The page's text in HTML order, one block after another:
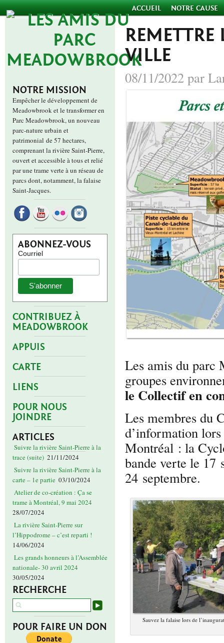
ACCUEIL NOTRE CAUSE
NOTRE MISSION
Empêcher le développement de
Meadowbrook et le transformer en
Parc Meadowbrook, un nouveau
parc-nature urbain et
patrimonial de 57 hectares,
comprenant la rivière Saint-Pierre,
ouvert et accessible à tous et relié
par une trame verte à un réseau de
parcs dont, notamment, la falaise
Saint-Jacques.
ABONNEZ-VOUS
Courriel
CONTRIBUEZ À
MEADOWBROOK
APPUIS
CARTE
LIENS
POUR NOUS
JOINDRE
ARTICLES
Suivre la rivière Saint-Pierre à la
trace (suite) 21/11/2024
Suivre la rivière Saint-Pierre à la
carte – 1e partie 03/10/2024
Atelier de co-création : Ça se
trame à Montréal, 9 mai 2024
28/07/2024
La rivière Saint-Pierre sur
l’Hippodrome – c’est reparti !
14/06/2024
Les grands honneurs à l’Assemblée
nationale- 30 avril 2024
30/05/2024
RECHERCHE
POUR FAIRE UN DON
VILLE
08/11/2022 par
Les amis du parc
groupes
le Collectif en
Les membres du
d’information lors
Montréal : la
bande verte le 17
24 septembre.
Sauvez la falaise lors de